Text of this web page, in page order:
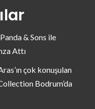
& Sons ile
Attı
çok konuşulan
Bodrum’da